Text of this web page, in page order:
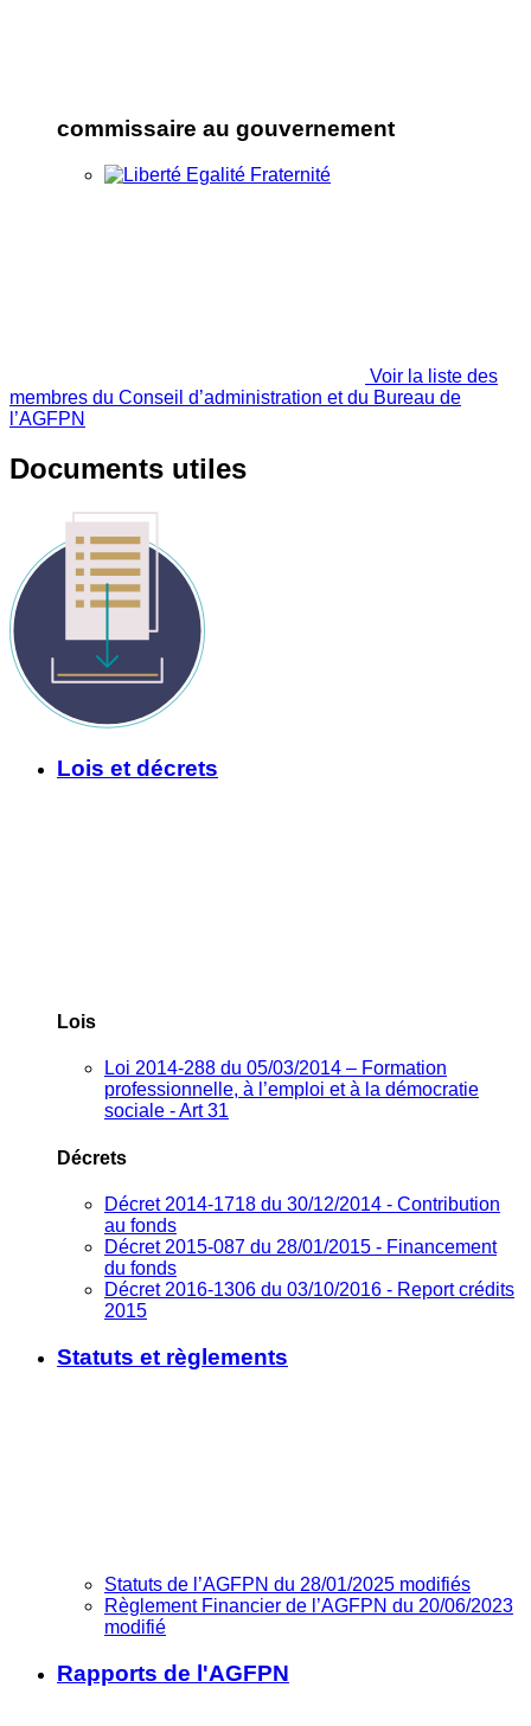
commissaire au gouvernement
Voir la liste des
membres du Conseil d’administration et du Bureau de
l’AGFPN
Documents utiles
Lois et décrets
Lois
Loi 2014-288 du 05/03/2014 – Formation
professionnelle, à l’emploi et à la démocratie
sociale - Art 31
Décrets
Décret 2014-1718 du 30/12/2014 - Contribution
au fonds
Décret 2015-087 du 28/01/2015 - Financement
du fonds
Décret 2016-1306 du 03/10/2016 - Report crédits
2015
Statuts et règlements
Statuts de l’AGFPN du 28/01/2025 modifiés
Règlement Financier de l’AGFPN du 20/06/2023
modifié
Rapports de l'AGFPN